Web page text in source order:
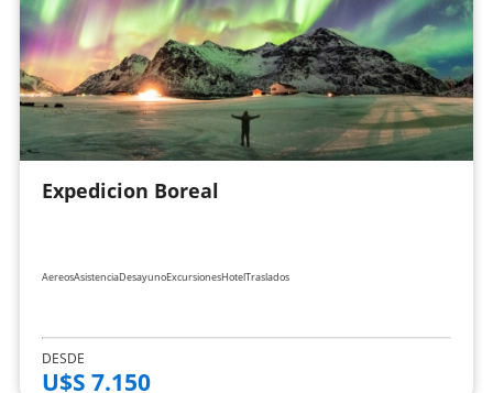
Expedicion Boreal
AereosAsistenciaDesayunoExcursionesHotelTraslados
DESDE
U$S 7.150